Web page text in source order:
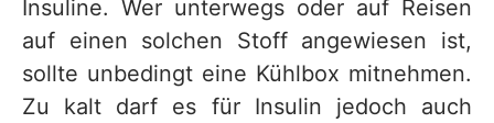
Insuline. Wer unterwegs oder auf Reisen
auf einen solchen Stoff angewiesen ist,
sollte unbedingt eine Kühlbox mitnehmen.
Zu kalt darf es für Insulin jedoch auch